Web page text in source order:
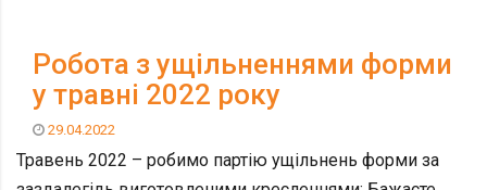
Робота з ущільненнями форми
у травні 2022 року
29.04.2022
Травень 2022 – робимо партію ущільнень форми за